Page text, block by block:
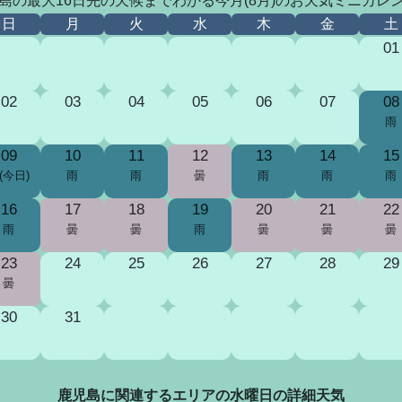
日
月 火 水 木 金 土
01
02 03 04 05 06 07 08
雨
09
今日)
10
雨
11
雨
12
曇
13
雨
14
雨
15
雨
16
雨
17
曇
18
曇
19
雨
20
曇
21
曇
22
曇
23
曇
24 25 26 27 28 29
30 31
鹿児島に関連するエリアの水曜日の詳細天気